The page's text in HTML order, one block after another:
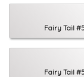
Fairy Tail
Fairy Tail